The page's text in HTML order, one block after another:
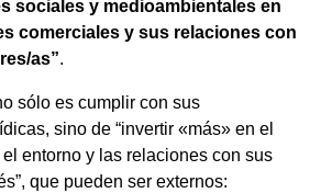
sociales y medioambientales en
comerciales y sus relaciones con
as”.
sólo es cumplir con sus
sino de “invertir «más» en el
entorno y las relaciones con sus
que pueden ser externos: